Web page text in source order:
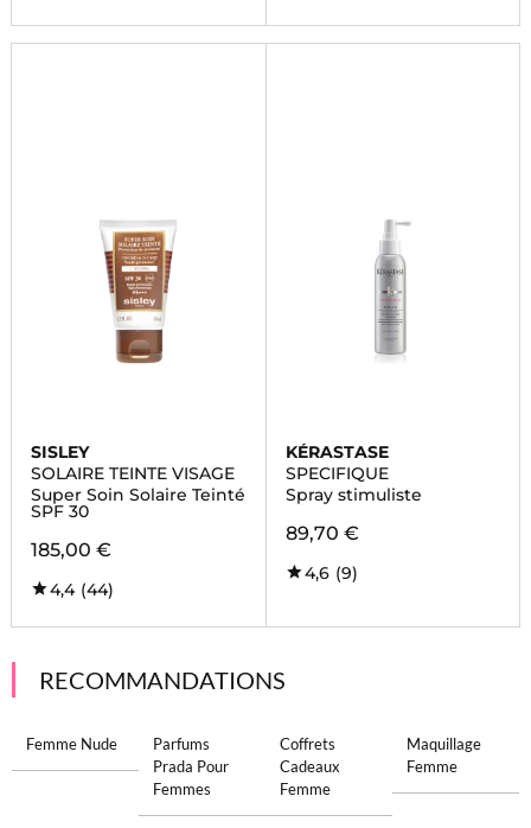
SISLEY
SOLAIRE TEINTE VISAGE
Super Soin Solaire Teinté
SPF 30
185,00 €
4,4 (44)
KÉRASTASE
SPECIFIQUE
Spray stimuliste
89,70 €
4,6 (9)
RECOMMANDATIONS
Femme Nude
Parfums
Prada Pour
Femmes
Coffrets
Cadeaux
Femme
Maquillage
Femme